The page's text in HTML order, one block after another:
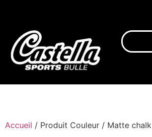
Accueil / Produit Couleur / Matte chalk